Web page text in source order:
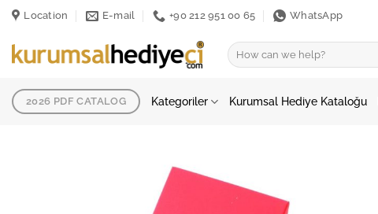
İçeriğeLocation E-mail +90 212 951 00 65 WhatsApp
Ara:
2026 PDF CATALOG Kategoriler Kurumsal Hediye Kataloğu